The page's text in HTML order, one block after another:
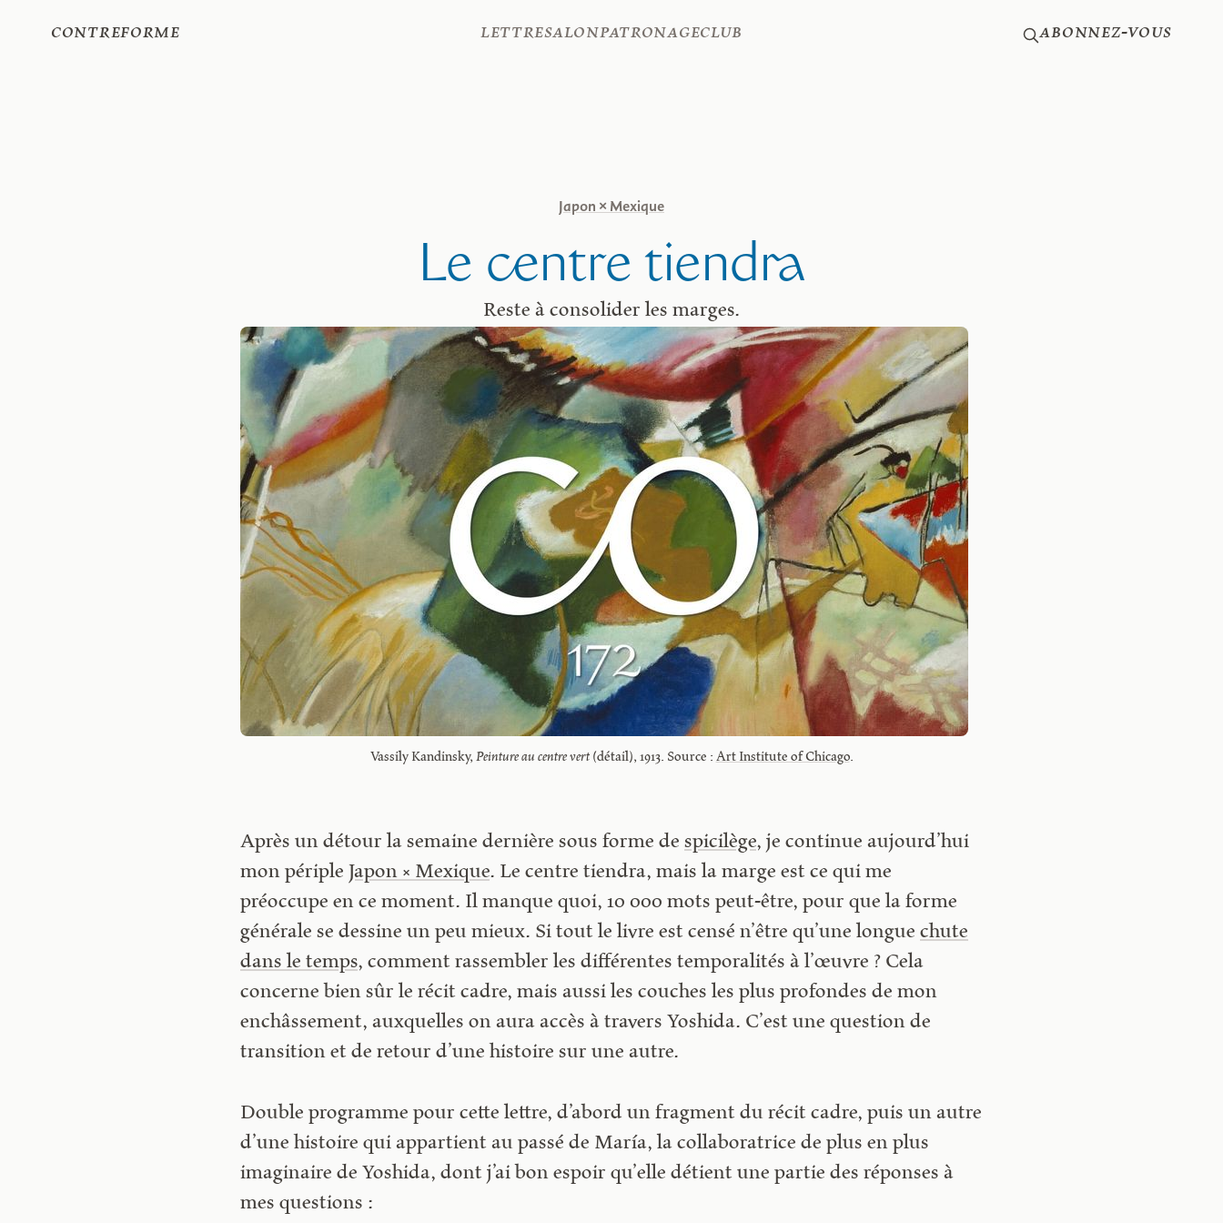
Contreforme LettreSalonPatronageClub Abonnez-vous
Japon × Mexique
Le centre tiendra
Reste à consolider les marges.
Vassily Kandinsky, Peinture au centre vert (détail), 1913. Source : Art Institute of Chicago.
Après un détour la semaine dernière sous forme de spicilège, je continue aujourd’hui
mon périple Japon × Mexique. Le centre tiendra, mais la marge est ce qui me
préoccupe en ce moment. Il manque quoi, 10 000 mots peut-être, pour que la forme
générale se dessine un peu mieux. Si tout le livre est censé n’être qu’une longue chute
dans le temps, comment rassembler les différentes temporalités à l’œuvre ? Cela
concerne bien sûr le récit cadre, mais aussi les couches les plus profondes de mon
enchâssement, auxquelles on aura accès à travers Yoshida. C’est une question de
transition et de retour d’une histoire sur une autre.
Double programme pour cette lettre, d’abord un fragment du récit cadre, puis un autre
d’une histoire qui appartient au passé de María, la collaboratrice de plus en plus
imaginaire de Yoshida, dont j’ai bon espoir qu’elle détient une partie des réponses à
mes questions :